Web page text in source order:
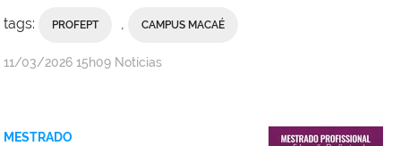
tags: PROFEPT , CAMPUS MACAÉ
por
publicado
11/03/2026 15h09 Notícias
MESTRADO